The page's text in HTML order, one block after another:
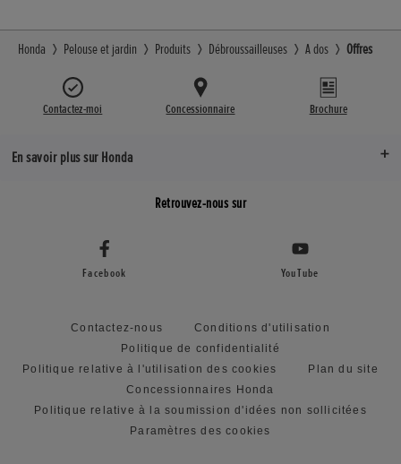
Honda Pelouse et jardin Produits Débroussailleuses A dos Offres
Contactez-moi Concessionnaire Brochure
En savoir plus sur Honda
Retrouvez-nous sur
Facebook YouTube
Contactez-nous
Conditions d'utilisation
Politique de confidentialité
Politique relative à l'utilisation des cookies
Plan du site
Concessionnaires Honda
Politique relative à la soumission d'idées non sollicitées
Paramètres des cookies